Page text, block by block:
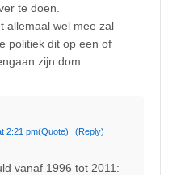
te doen.
allemaal wel mee zal
politiek dit op een of
zijn dom.
2:21 pm(Quote) (Reply)
vanaf 1996 tot 2011: